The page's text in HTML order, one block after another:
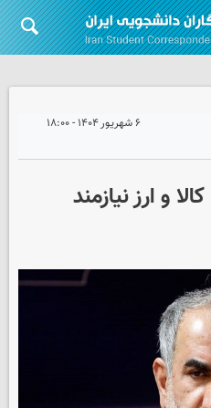
۶ شهریور ۱۴۰۴ - ۱۸:۰۰
و ارز نیازمند